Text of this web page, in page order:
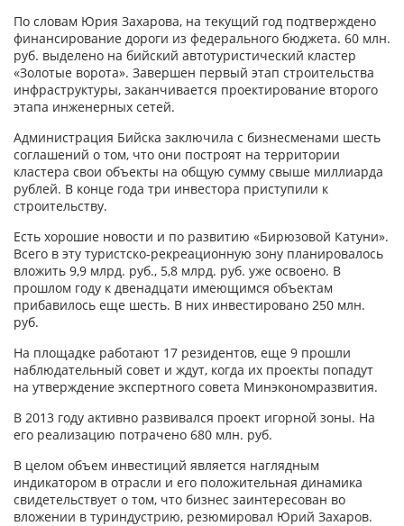
По словам Юрия Захарова, на текущий год подтверждено
финансирование дороги из федерального бюджета. 60 млн.
руб. выделено на бийский автотуристический кластер
«Золотые ворота». Завершен первый этап строительства
инфраструктуры, заканчивается проектирование второго
этапа инженерных сетей.
Администрация Бийска заключила с бизнесменами шесть
соглашений о том, что они построят на территории
кластера свои объекты на общую сумму свыше миллиарда
рублей. В конце года три инвестора приступили к
строительству.
Есть хорошие новости и по развитию «Бирюзовой Катуни».
Всего в эту туристско-рекреационную зону планировалось
вложить 9,9 млрд. руб., 5,8 млрд. руб. уже освоено. В
прошлом году к двенадцати имеющимся объектам
прибавилось еще шесть. В них инвестировано 250 млн.
руб.
На площадке работают 17 резидентов, еще 9 прошли
наблюдательный совет и ждут, когда их проекты попадут
на утверждение экспертного совета Минэкономразвития.
В 2013 году активно развивался проект игорной зоны. На
его реализацию потрачено 680 млн. руб.
В целом объем инвестиций является наглядным
индикатором в отрасли и его положительная динамика
свидетельствует о том, что бизнес заинтересован во
вложении в туриндустрию, резюмировал Юрий Захаров.